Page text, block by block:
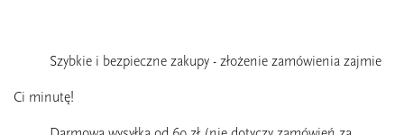
Szybkie i bezpieczne zakupy - złożenie zamówienia zajmie
Ci minutę!